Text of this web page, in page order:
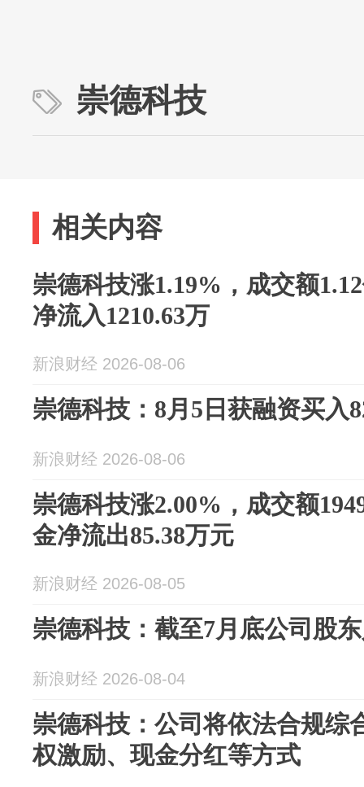
崇德科技
相关内容
崇德科技涨1.19%，成交额
净流入1210.63万
新浪财经 2026-08-06
崇德科技：8月5日获融资买入
新浪财经 2026-08-06
崇德科技涨2.00%，成交额
金净流出85.38万元
新浪财经 2026-08-05
崇德科技：截至7月底公司股
新浪财经 2026-08-04
崇德科技：公司将依法合规综
权激励、现金分红等方式